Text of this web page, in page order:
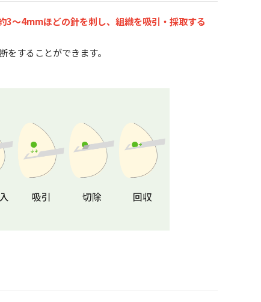
3～4mmほどの針を刺し、組織を吸引・採取する
することができます。